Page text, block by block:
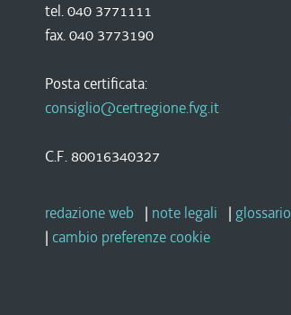
tel. 040 3771111
fax. 040 3773190
Posta certificata:
consiglio@certregione.fvg.it
C.F. 80016340327
redazione web | note legali | glossario
| cambio preferenze cookie